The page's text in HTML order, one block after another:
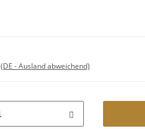
(DE - Ausland abweichend)